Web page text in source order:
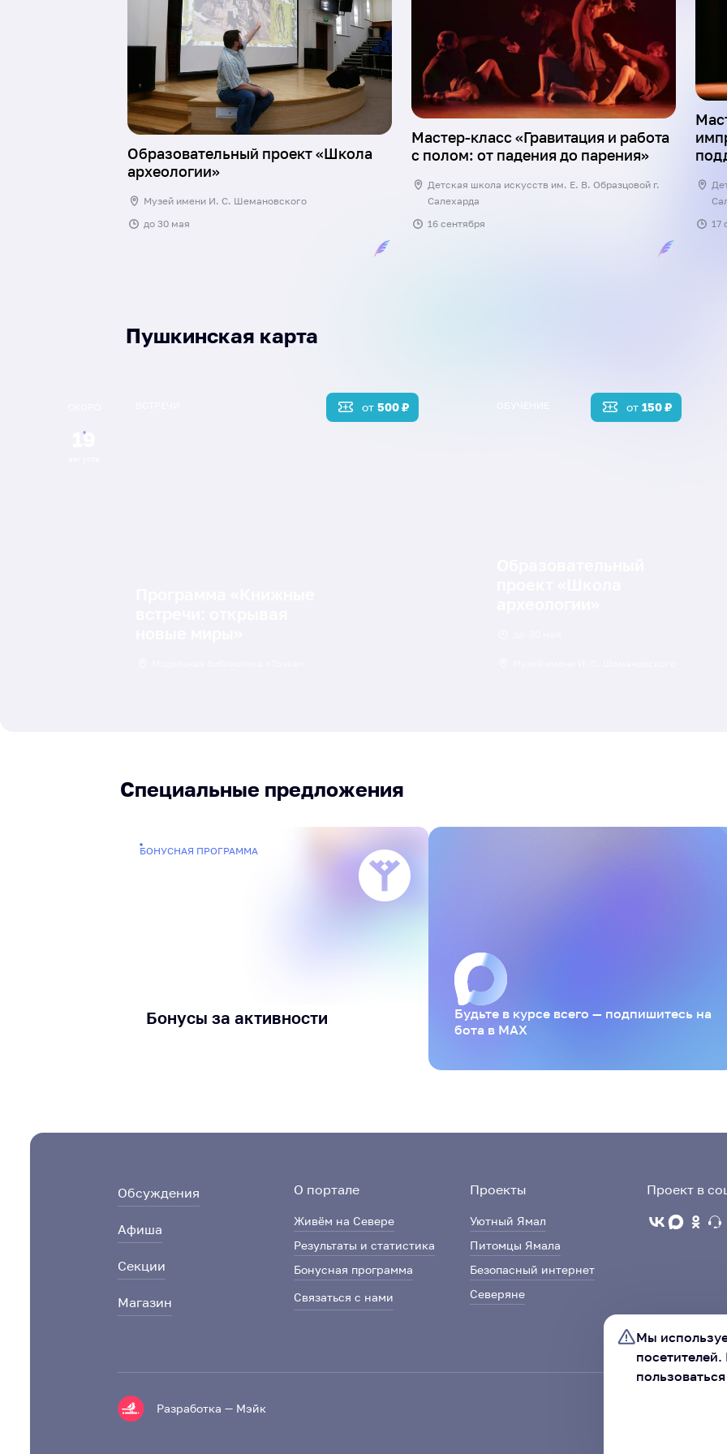
Образовательный проект «Школа
археологии»
Музей имени И. С. Шемановского
до 30 мая
Мастер-класс «Гравитация и работа
с полом: от падения до парения»
Детская школа искусств им. Е. В. Образцовой г.
Салехарда
16 сентября
17
Пушкинская карта
19
от 500₽ от 150₽
Специальные предложения
БОНУСНАЯ ПРОГРАММА
Бонусы за активности
Будьте в курсе всего — подпишитесь на
бота в MAX
Обсуждения
Афиша
Секции
Магазин
О портале
Живём на Севере
Результаты и статистика
Бонусная программа
Связаться с нами
Проекты
Уютный Ямал
Питомцы Ямала
Безопасный интернет
Северяне
Проект в
Разработка — Мэйк
Мы
посетителей.